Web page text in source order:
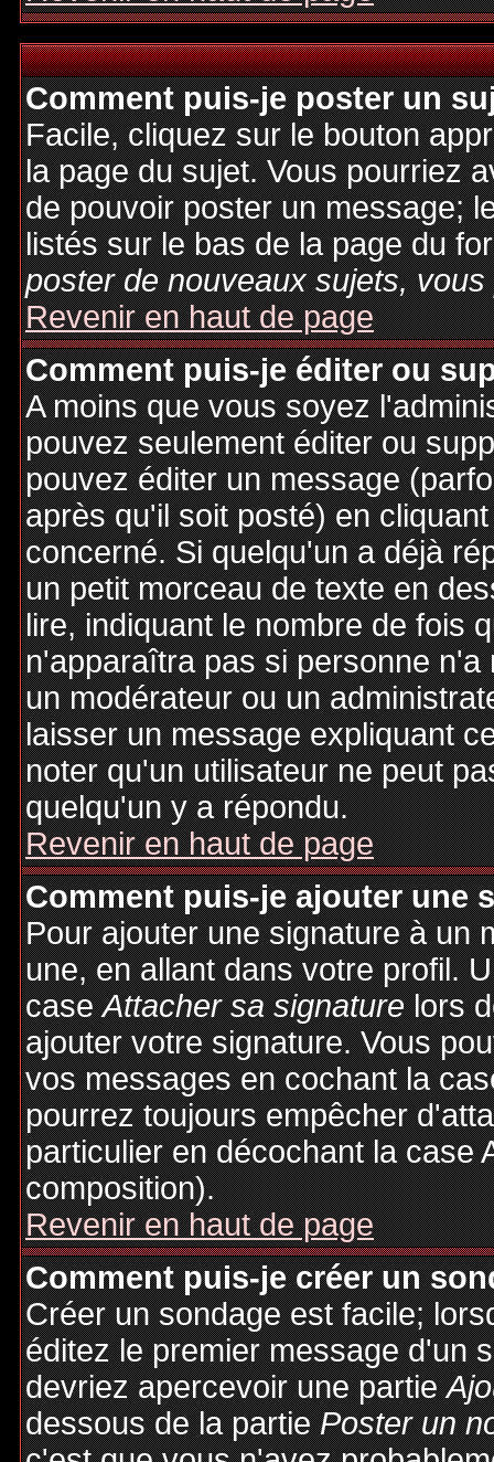
Comment puis-je poster un
Facile, cliquez sur le bouton
la page du sujet. Vous pourriez
de pouvoir poster un message;
listés sur le bas de la page du
poster de nouveaux sujets,
Revenir en haut de page
Comment puis-je éditer ou
A moins que vous soyez
pouvez seulement éditer ou
pouvez éditer un message
après qu'il soit posté) en
concerné. Si quelqu'un a déjà
un petit morceau de texte en
lire, indiquant le nombre de fois
n'apparaîtra pas si personne
un modérateur ou un
laisser un message expliquant
noter qu'un utilisateur ne peut
quelqu'un y a répondu.
Revenir en haut de page
Comment puis-je ajouter une
Pour ajouter une signature à un
une, en allant dans votre profil.
caseAttacher sa signaturelors
ajouter votre signature. Vous
vos messages en cochant la
pourrez toujours empêcher
particulier en décochant la case
composition).
Revenir en haut de page
Comment puis-je créer un
Créer un sondage est facile;
éditez le premier message d'un
devriez apercevoir une partie
dessous de la partiePoster un